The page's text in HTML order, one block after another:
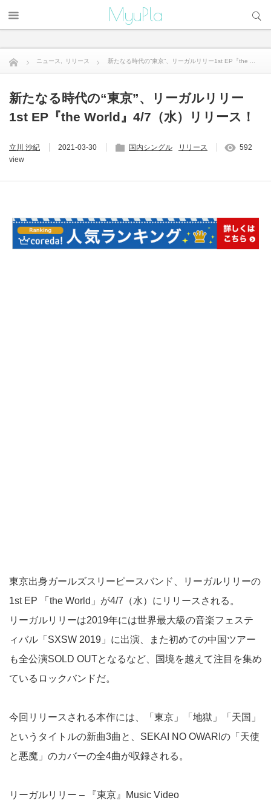
MyuPla
ニュース リリース 新たなる時代の“東京”、リーガルリリー1st EP『the ...
新たなる時代の“東京”、リーガルリリー
1st EP『the World』4/7（水）リリース！
立川 沙紀 2021-03-30 国内シングル リリース
592
view
東京出身ガールズスリーピースバンド、リーガルリリーの
1st EP 「the World」が4/7（水）にリリースされる。
リーガルリリーは2019年には世界最大級の音楽フェステ
ィバル「SXSW 2019」に出演、また初めての中国ツアー
も全公演SOLD OUTとなるなど、国境を越えて注目を集め
ているロックバンドだ。
今回リリースされる本作には、「東京」「地獄」「天国」
というタイトルの新曲3曲と、SEKAI NO OWARIの「天使
と悪魔」のカバーの全4曲が収録される。
リーガルリリー – 『東京』Music Video